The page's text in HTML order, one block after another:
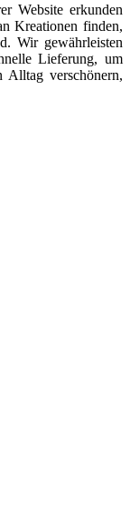
Website erkunden
Kreationen finden,
Wir gewährleisten
Lieferung, um
verschönern,